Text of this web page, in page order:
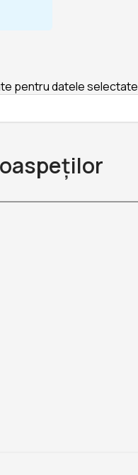
pentru datele selectate